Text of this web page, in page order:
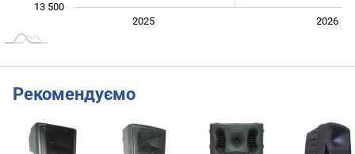
13 500
2026
2025
Рекомендуємо